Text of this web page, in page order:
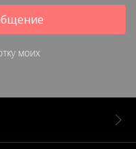
моих